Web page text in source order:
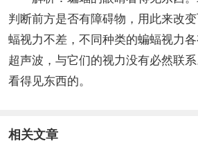
判断前方是否有障碍物，用此来改
蝠视力不差，不同种类的蝙蝠视力
超声波，与它们的视力没有必然联
看得见东西的。
相关文章